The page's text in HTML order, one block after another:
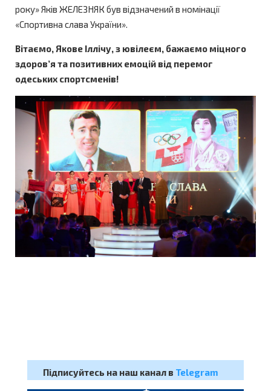
року» Яків ЖЕЛЕЗНЯК був відзначений в номінації
«Спортивна слава України».
Вітаємо, Якове Іллічу, з ювілеєм, бажаємо міцного
здоров’я та позитивних емоцій від перемог
одеських спортсменів!
Підписуйтесь на наш канал в Telegram